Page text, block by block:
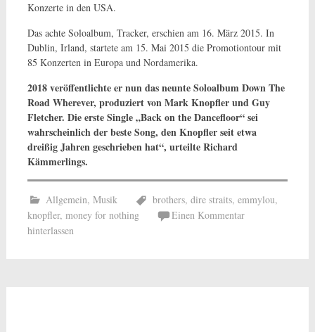
Konzerte in den USA.
Das achte Soloalbum, Tracker, erschien am 16. März 2015. In
Dublin, Irland, startete am 15. Mai 2015 die Promotiontour mit
85 Konzerten in Europa und Nordamerika.
2018 veröffentlichte er nun das neunte Soloalbum Down The
Road Wherever, produziert von Mark Knopfler und Guy
Fletcher. Die erste Single „Back on the Dancefloor“ sei
wahrscheinlich der beste Song, den Knopfler seit etwa
dreißig Jahren geschrieben hat“, urteilte Richard
Kämmerlings.
Allgemein, Musik brothers, dire straits, emmylou,
knopfler, money for nothing
Einen Kommentar
hinterlassen